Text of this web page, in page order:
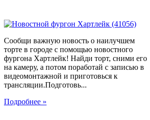
Сообщи важную новость о наилучшем
торте в городе с помощью новостного
фургона Хартлейк! Найди торт, сними его
на камеру, а потом поработай с записью в
видеомонтажной и приготовься к
трансляции.Подготовь...
Подробнее »